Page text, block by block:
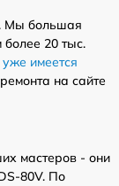
Мы большая
более 20 тыс.
уже имеется
на сайте
мастеров - они
80V. По